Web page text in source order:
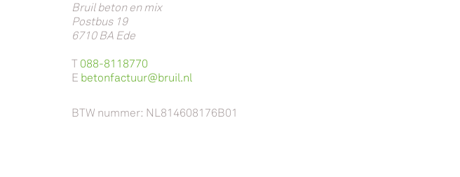
Bruil beton en mix
Postbus 19
6710 BA Ede
T 088-8118770
E betonfactuur@bruil.nl
BTW nummer: NL814608176B01